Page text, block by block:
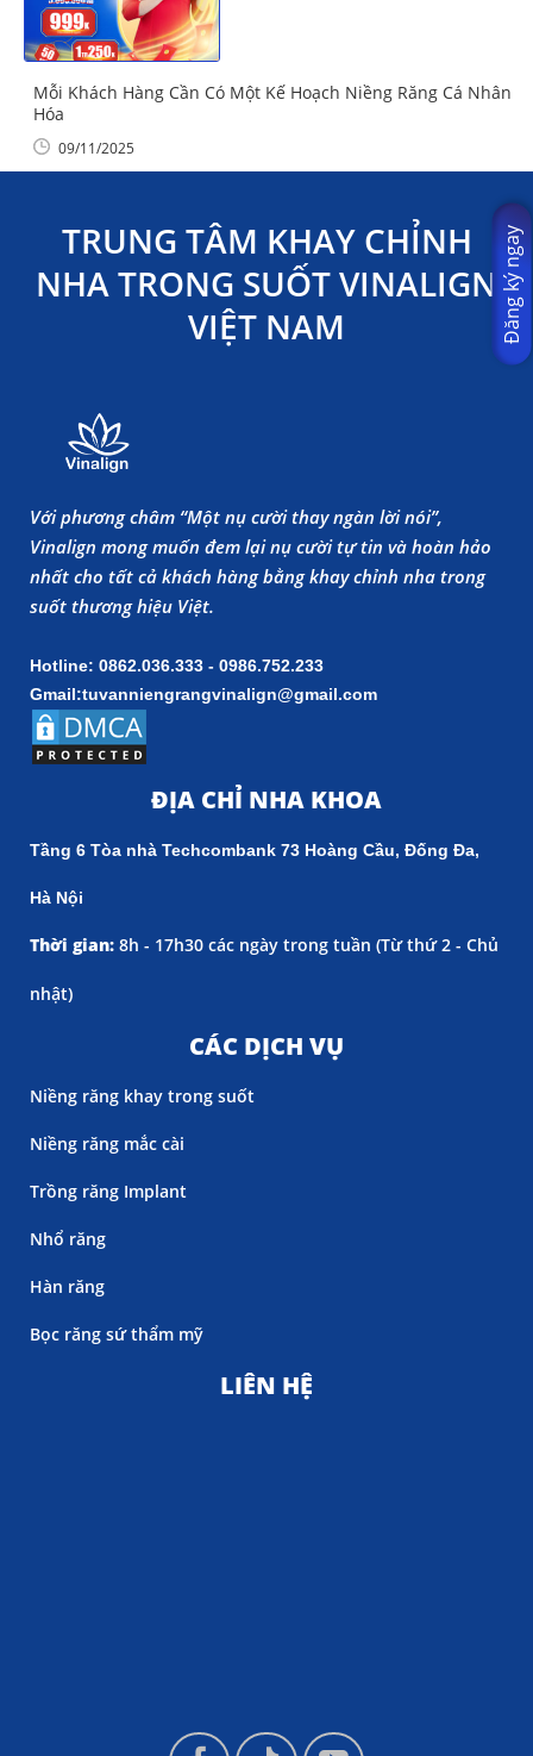
Mỗi Khách Hàng Cần Có Một Kế Hoạch Niềng Răng Cá Nhân
Hóa
09/11/2025
TRUNG TÂM KHAY CHỈNH
NHA TRONG SUỐT VINALIGN
VIỆT NAM
Với phương châm “Một nụ cười thay ngàn lời nói”,
Vinalign mong muốn đem lại nụ cười tự tin và hoàn hảo
nhất cho tất cả khách hàng bằng khay chỉnh nha trong
suốt thương hiệu Việt.
Hotline: 0862.036.333 - 0986.752.233
Gmail:tuvanniengrangvinalign@gmail.com
ĐỊA CHỈ NHA KHOA
Tầng 6 Tòa nhà Techcombank 73 Hoàng Cầu, Đống Đa,
Hà Nội
Thời gian: 8h - 17h30 các ngày trong tuần (Từ thứ 2 - Chủ
nhật)
CÁC DỊCH VỤ
Niềng răng khay trong suốt
Niềng răng mắc cài
Trồng răng Implant
Nhổ răng
Hàn răng
Bọc răng sứ thẩm mỹ
LIÊN HỆ
Đăng ký ngay